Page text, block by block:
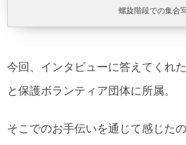
螺旋階段での集合
今回、インタビューに答えてくれ
と保護ボランティア団体に所属。
そこでのお手伝いを通じて感じた